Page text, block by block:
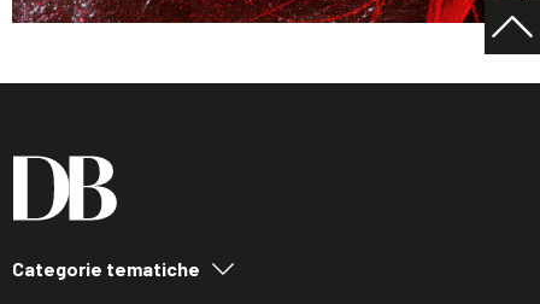
Categorie tematiche